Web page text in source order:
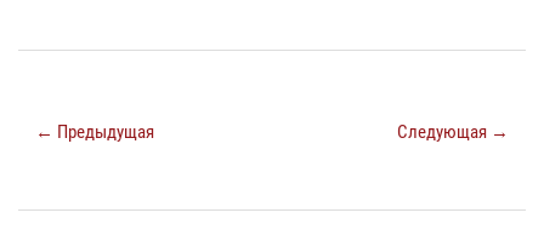
← Предыдущая Следующая →